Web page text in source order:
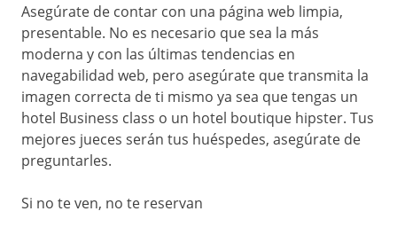
Asegúrate de contar con una página web limpia,
presentable. No es necesario que sea la más
moderna y con las últimas tendencias en
navegabilidad web, pero asegúrate que transmita la
imagen correcta de ti mismo ya sea que tengas un
hotel Business class o un hotel boutique hipster. Tus
mejores jueces serán tus huéspedes, asegúrate de
preguntarles.
Si no te ven, no te reservan